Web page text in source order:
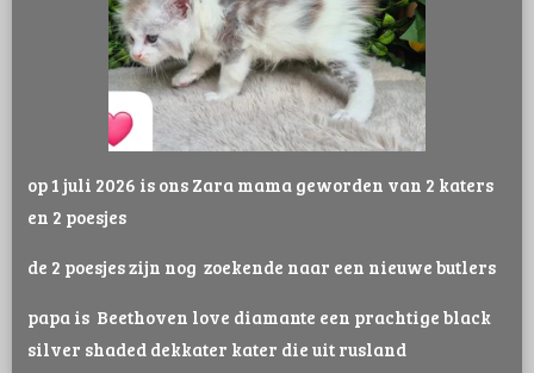
op 1 juli 2026 is ons Zara mama geworden van 2 katers
en 2 poesjes
de 2 poesjes zijn nog zoekende naar een nieuwe butlers
papa is Beethoven love diamante een prachtige black
silver shaded dekkater kater die uit rusland